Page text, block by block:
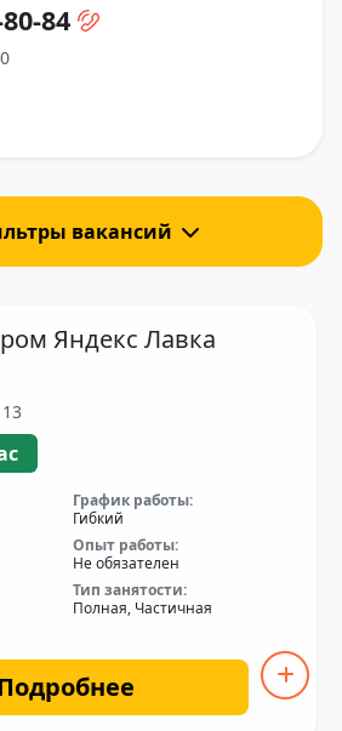
вакансий
84
Яндекс Лавка
График работы:
Гибкий
Опыт работы:
Не обязателен
Тип занятости:
Полная, Частичная